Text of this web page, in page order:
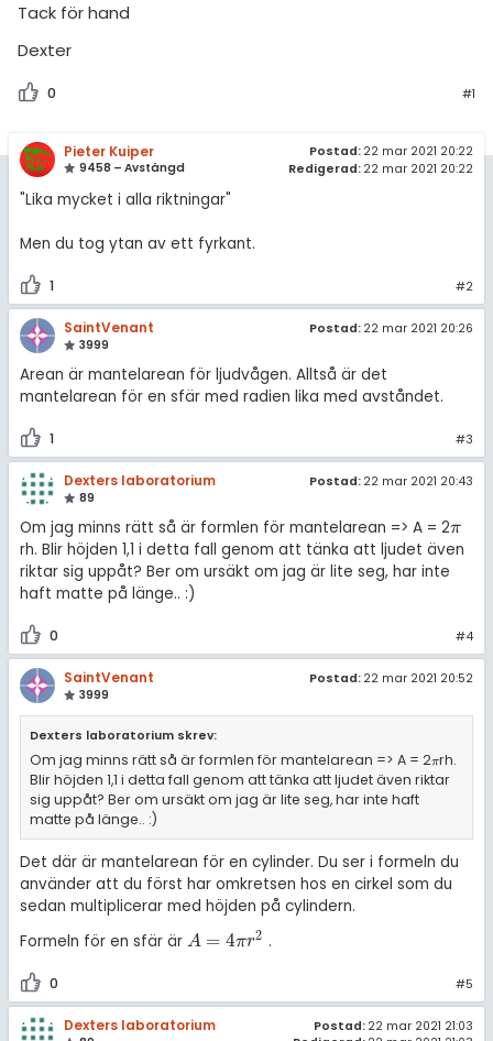
Tack för hand
Dexter
0 #1
Pieter Kuiper
9458 – Avstängd
Postad: 22 mar 2021 20:22
Redigerad: 22 mar 2021 20:22
"Lika mycket i alla riktningar"
Men du tog ytan av ett fyrkant.
1 #2
SaintVenant
3999
Postad: 22 mar 2021 20:26
Arean är mantelarean för ljudvågen. Alltså är det
mantelarean för en sfär med radien lika med avståndet.
1 #3
Dexters laboratorium
89
Postad: 22 mar 2021 20:43
Om jag minns rätt så är formlen för mantelarean => A = 2π
π
rh. Blir höjden 1,1 i detta fall genom att tänka att ljudet även
riktar sig uppåt? Ber om ursäkt om jag är lite seg, har inte
haft matte på länge.. :)
0 #4
SaintVenant
3999
Postad: 22 mar 2021 20:52
Dexters laboratorium skrev:
Om jag minns rätt så är formlen för mantelarean => A = 2π
πrh.
Blir höjden 1,1 i detta fall genom att tänka att ljudet även riktar
sig uppåt? Ber om ursäkt om jag är lite seg, har inte haft
matte på länge.. :)
Det där är mantelarean för en cylinder. Du ser i formeln du
använder att du först har omkretsen hos en cirkel som du
sedan multiplicerar med höjden på cylindern.
Formeln för en sfär är A = 4πr2
A= 4πr2 .
0 #5
Dexters laboratorium Postad: 22 mar 2021 21:03